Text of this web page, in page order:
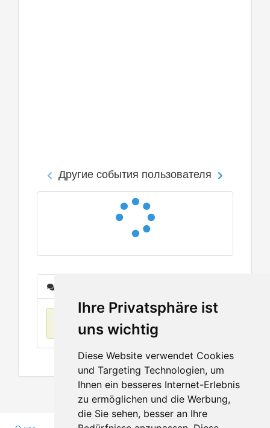
Ihre Privatsphäre ist
uns wichtig
Diese Website verwendet Cookies
und Targeting Technologien, um
Ihnen ein besseres Internet-Erlebnis
zu ermöglichen und die Werbung,
die Sie sehen, besser an Ihre
Другие события пользователя